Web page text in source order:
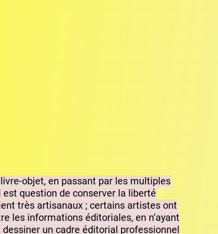
objet, en passant par les multiples
question de conserver la liberté
très artisanaux ; certains artistes ont
les informations éditoriales, en n’ayant
un cadre éditorial professionnel